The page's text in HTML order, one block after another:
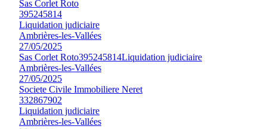
Sas Corlet Roto
395245814
Liquidation judiciaire
Ambrières-les-Vallées
27/05/2025
Sas Corlet Roto395245814Liquidation judiciaire
Ambrières-les-Vallées
27/05/2025
Societe Civile Immobiliere Neret
332867902
Liquidation judiciaire
Ambrières-les-Vallées